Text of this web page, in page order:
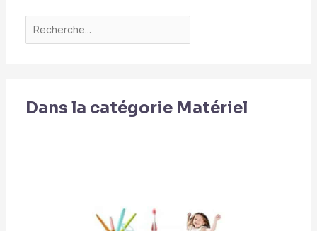
Dans la catégorie Matériel